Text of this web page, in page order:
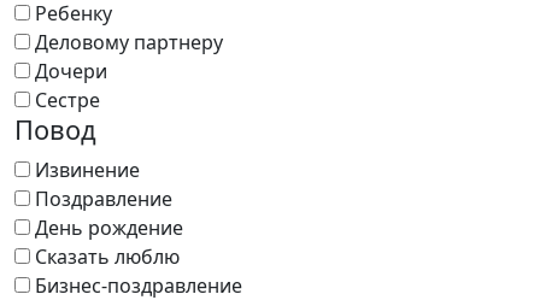
Ребенку
Деловому партнеру
Дочери
Сестре
Повод
Извинение
Поздравление
День рождение
Сказать люблю
Бизнес-поздравление